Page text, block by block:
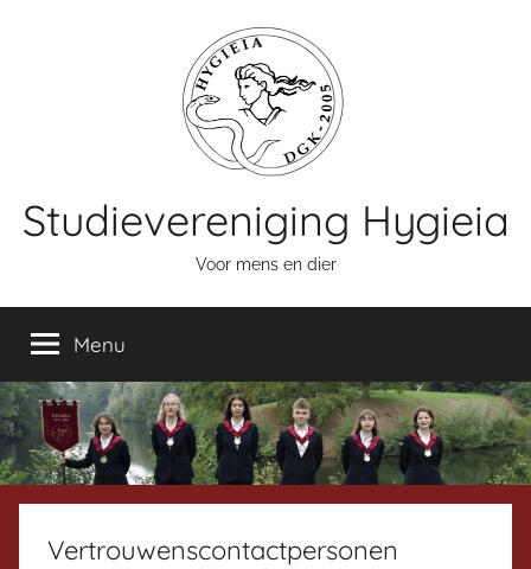
Studievereniging Hygieia
Voor mens en dier
Menu
Vertrouwenscontactpersonen